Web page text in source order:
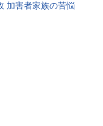
加害者家族の苦悩